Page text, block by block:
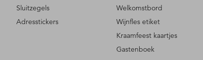
Sluitzegels
Adresstickers
Welkomstbord
Wijnfles etiket
Kraamfeest kaartjes
Gastenboek